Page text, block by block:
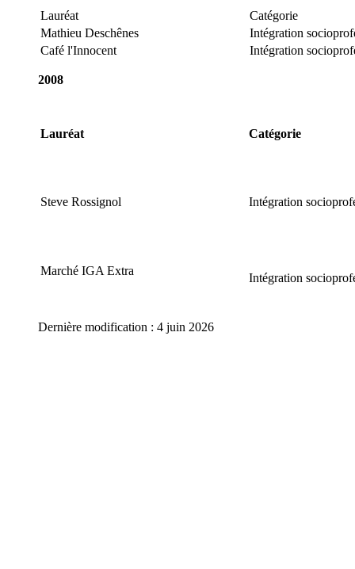
Lauréat
Catégorie
Mathieu Deschênes
Intégration
Café l'Innocent
Intégration
2008
Lauréat Catégorie
Steve Rossignol Intégration
Marché IGA Extra
Intégration
Dernière modification : 4 juin 2026